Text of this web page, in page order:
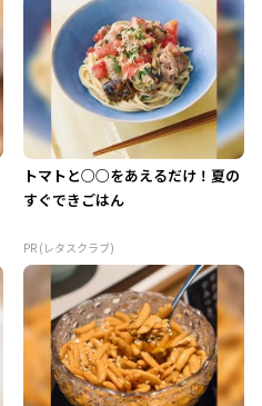
トマトと○○をあえるだけ！夏の
すぐできごはん
PR (レタスクラブ)